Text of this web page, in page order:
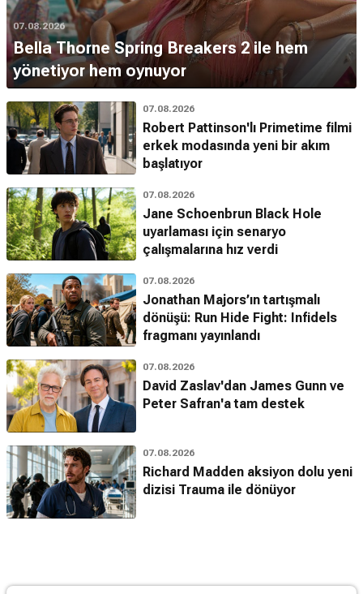
07.08.2026
Bella Thorne Spring Breakers 2 ile hem
yönetiyor hem oynuyor
07.08.2026
Robert Pattinson'lı Primetime filmi
erkek modasında yeni bir akım
başlatıyor
07.08.2026
Jane Schoenbrun Black Hole
uyarlaması için senaryo
çalışmalarına hız verdi
07.08.2026
Jonathan Majors’ın tartışmalı
dönüşü: Run Hide Fight: Infidels
fragmanı yayınlandı
07.08.2026
David Zaslav'dan James Gunn ve
Peter Safran'a tam destek
07.08.2026
Richard Madden aksiyon dolu yeni
dizisi Trauma ile dönüyor